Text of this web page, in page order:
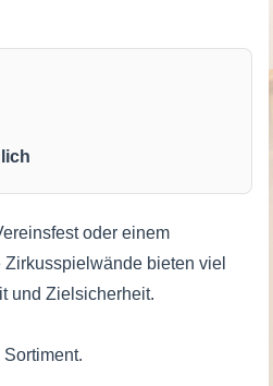
oder einem
bieten viel
und Zielsicherheit.